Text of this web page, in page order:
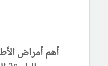
أهم أمراض